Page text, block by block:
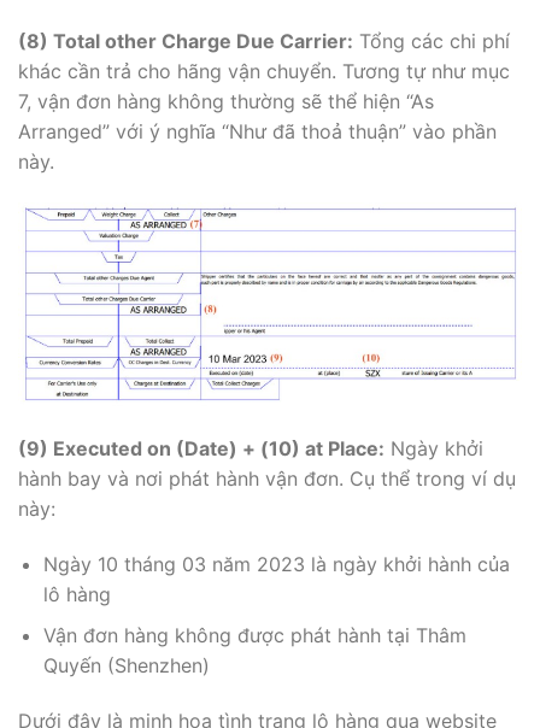
(8) Total other Charge Due Carrier: Tổng các chi phí
khác cần trả cho hãng vận chuyển. Tương tự như mục
7, vận đơn hàng không thường sẽ thể hiện “As
Arranged” với ý nghĩa “Như đã thoả thuận” vào phần
này.
(9) Executed on (Date) + (10) at Place: Ngày khởi
hành bay và nơi phát hành vận đơn. Cụ thể trong ví dụ
này:
Ngày 10 tháng 03 năm 2023 là ngày khởi hành của
lô hàng
Vận đơn hàng không được phát hành tại Thâm
Quyến (Shenzhen)
Dưới đây là minh hoạ tình trạng lô hàng qua website